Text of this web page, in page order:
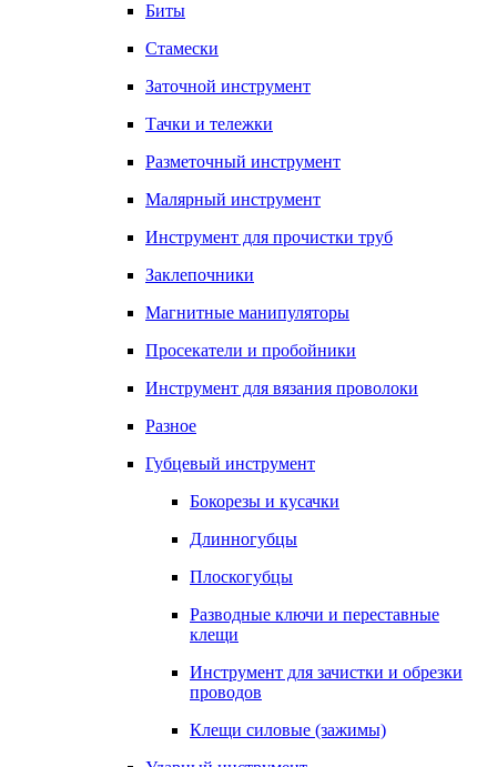
Биты
Стамески
Заточной инструмент
Тачки и тележки
Разметочный инструмент
Малярный инструмент
Инструмент для прочистки труб
Заклепочники
Магнитные манипуляторы
Просекатели и пробойники
Инструмент для вязания проволоки
Разное
Губцевый инструмент
Бокорезы и кусачки
Длинногубцы
Плоскогубцы
Разводные ключи и переставные
клещи
Инструмент для зачистки и обрезки
проводов
Клещи силовые (зажимы)